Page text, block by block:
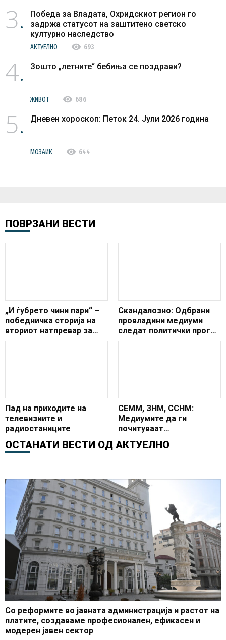
3
Победа за Владата, Охридскиот регион го
задржа статусот на заштитено светско
културно наследство
АКТУЕЛНО visibility 693
4 Зошто „летните“ бебиња се поздрави?
ЖИВОТ visibility 686
5 Дневен хороскоп: Петок 24. Јули 2026 година
МОЗАИК visibility 644
ПОВРЗАНИ ВЕСТИ
„И ѓубрето чини пари“ –
победничка сторија на
вториот натпревар за
зелена економија
Скандалозно: Одбрани
провладини медиуми
следат политички прогон
врз Груевски во живо
Пад на приходите на
телевизиите и
радиостаниците
СЕММ, ЗНМ, ССНМ:
Медиумите да ги
почитуваат
професионалните
стандарди
ОСТАНАТИ ВЕСТИ ОД АКТУЕЛНО
Со реформите во јавната администрација и растот на
платите, создаваме професионален, ефикасен и
модерен јавен сектор